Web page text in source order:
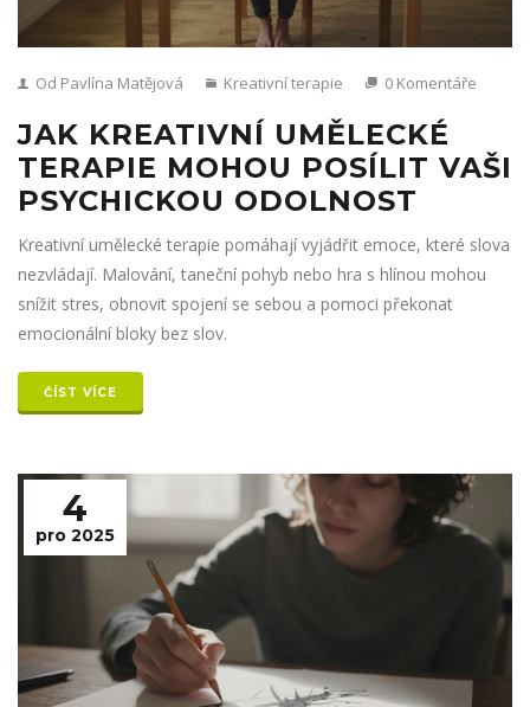
Od Pavlína Matějová Kreativní terapie 0 Komentáře
JAK KREATIVNÍ UMĚLECKÉ
TERAPIE MOHOU POSÍLIT VAŠI
PSYCHICKOU ODOLNOST
Kreativní umělecké terapie pomáhají vyjádřit emoce, které slova
nezvládají. Malování, taneční pohyb nebo hra s hlínou mohou
snížit stres, obnovit spojení se sebou a pomoci překonat
emocionální bloky bez slov.
ČÍST VÍCE
4
pro 2025